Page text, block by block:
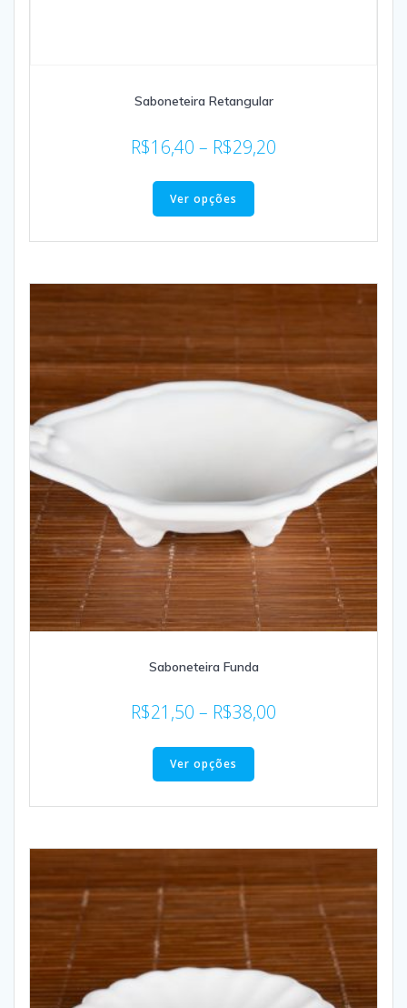
Saboneteira Retangular
R$16,40 – R$29,20
Ver opções
Saboneteira Funda
R$21,50 – R$38,00
Ver opções